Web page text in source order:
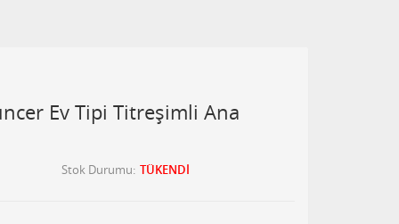
Ev Tipi Titreşimli Ana
Stok Durumu TÜKENDİ